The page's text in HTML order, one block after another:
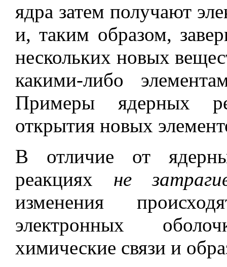
ядра затем получают
и, таким образом,
нескольких новых
какими-либо
Примеры ядерных
открытия новых
В отличие от
реакциях не
изменения
электронных
химические связи и